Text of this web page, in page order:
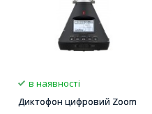
в наявності
Диктофон цифровий Zoom